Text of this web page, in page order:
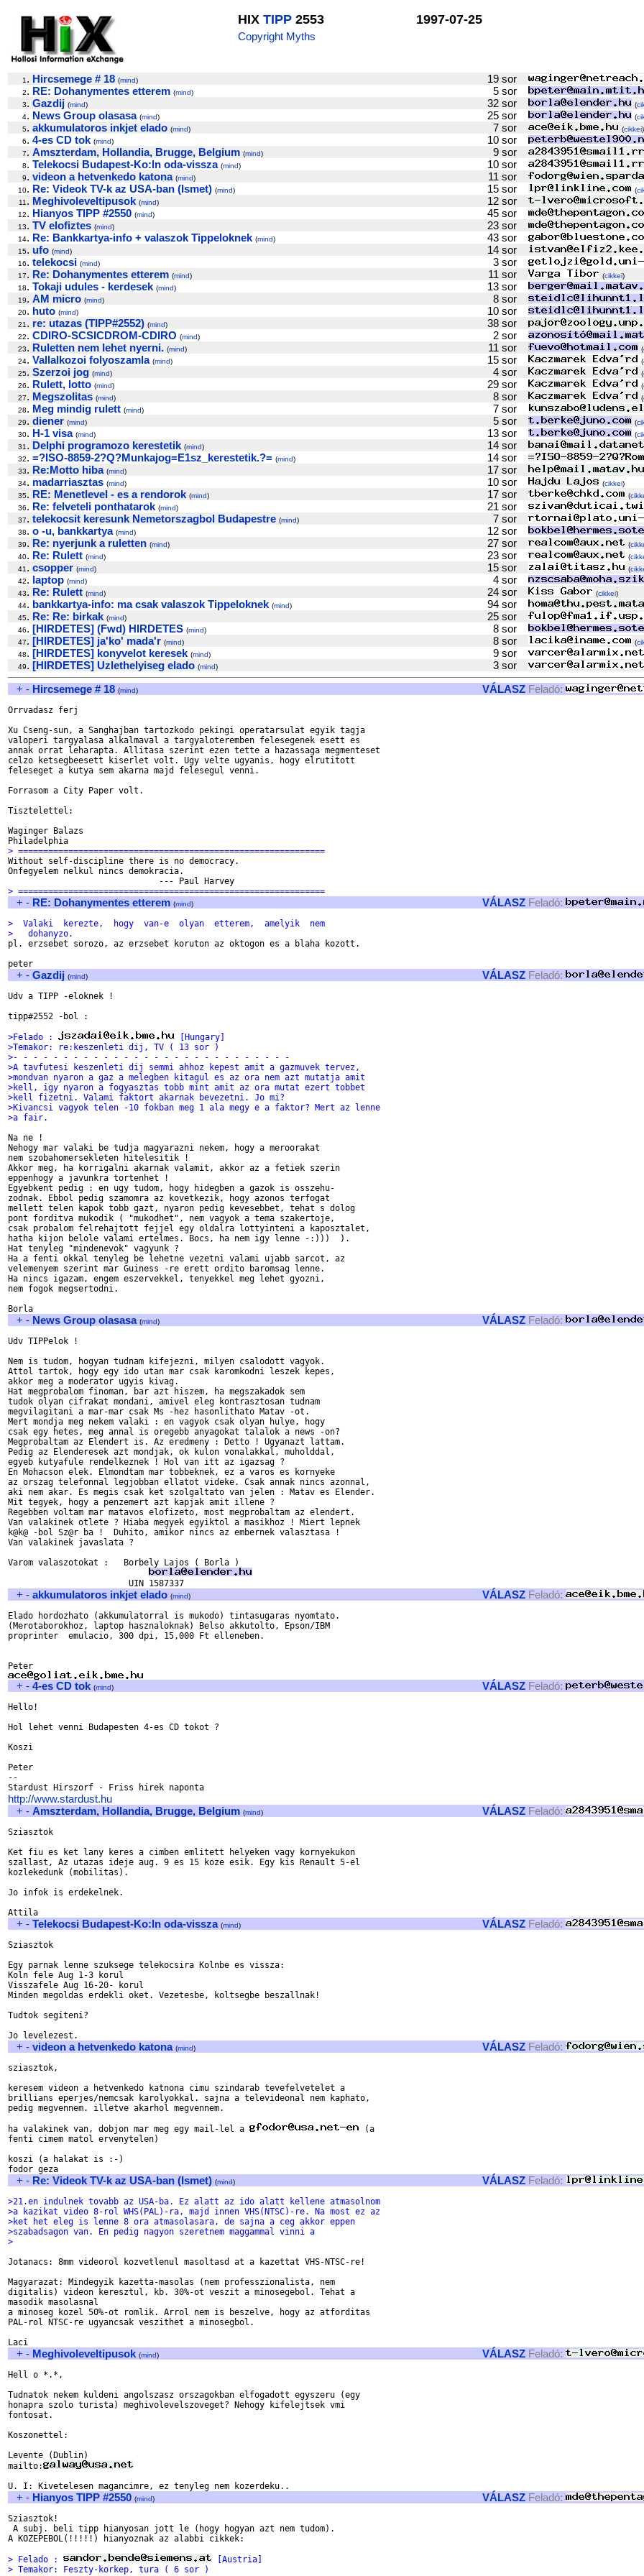
HIX TIPP 2553
Copyright Myths
1997-07-25
1 . Hircsemege # 18 (mind) 19 sor
2. RE: Dohanymentes etterem (mind) 5 sor
3. Gazdij (mind) 32 sor (
4. News Group olasasa (mind) 25 sor (
5. akkumulatoros inkjet elado (mind) 7 sor (cikkei)
6. 4-es CD tok (mind) 10 sor
7. Amszterdam, Hollandia, Brugge, Belgium (mind) 9 sor
8. Telekocsi Budapest-Ko:ln oda-vissza (mind) 10 sor
9. videon a hetvenkedo katona (mind) 11 sor
10. Re: Videok TV-k az USA-ban (Ismet) (mind) 15 sor (
11 . Meghivoleveltipusok (mind) 12 sor
12. Hianyos TIPP #2550 (mind) 45 sor
13. TV elofiztes (mind) 23 sor
14. Re: Bankkartya-info + valaszok Tippeloknek (mind) 43 sor
15. ufo (mind) 14 sor
16. telekocsi (mind) 3 sor
17. Re: Dohanymentes etterem (mind) 11 sor (cikkei)
18. Tokaji udules - kerdesek (mind) 13 sor
19. AM micro (mind) 8 sor
20. huto (mind) 10 sor
21 . re: utazas (TIPP#2552) (mind) 38 sor
22. CDIRO-SCSICDROM-CDIRO (mind) 2 sor
23. Ruletten nem lehet nyerni. (mind) 11 sor (
24. Vallalkozoi folyoszamla (mind) 15 sor (
25. Szerzoi jog (mind) 4 sor (
26. Rulett, lotto (mind) 29 sor (
27. Megszolitas (mind) 8 sor (
28. Meg mindig rulett (mind) 7 sor
29. diener (mind) 5 sor (
30. H-1 visa (mind) 13 sor (
31 . Delphi programozo kerestetik (mind) 14 sor
32. =?ISO-8859-2?Q?Munkajog=E1sz_kerestetik.?= (mind) 14 sor
33. Re:Motto hiba (mind) 17 sor
34. madarriasztas (mind) 10 sor (cikkei)
35. RE: Menetlevel - es a rendorok (mind) 17 sor (
36. Re: felveteli ponthatarok (mind) 21 sor
37. telekocsit keresunk Nemetorszagbol Budapestre (mind) 7 sor
38. o -u, bankkartya (mind) 12 sor
39. Re: nyerjunk a ruletten (mind) 27 sor (
40. Re: Rulett (mind) 23 sor (
41 . csopper (mind) 15 sor (
42. laptop (mind) 4 sor
43. Re: Rulett (mind) 24 sor (cikkei)
44. bankkartya-info: ma csak valaszok Tippeloknek (mind) 94 sor
45. Re: Re: birkak (mind) 25 sor
46. [HIRDETES] (Fwd) HIRDETES (mind) 8 sor
47. [HIRDETES] ja'ko' mada'r (mind) 8 sor (
48. [HIRDETES] konyvelot keresek (mind) 9 sor
49. [HIRDETES] Uzlethelyiseg elado (mind) 3 sor
+ - Hircsemege # 18 (mind) VÁLASZ Feladó:
Orrvadasz ferj
Xu Cseng-sun, a Sanghajban tartozkodo pekingi operatarsulat egyik tagja
valoperi targyalasa alkalmaval a targyaloteremben felesegenek esett es
annak orrat leharapta. Allitasa szerint ezen tette a hazassaga megmenteset
celzo ketsegbeesett kiserlet volt. Ugy velte ugyanis, hogy elrutitott
feleseget a kutya sem akarna majd felesegul venni.
Forrasom a City Paper volt.
Tisztelettel:
Waginger Balazs
> =============================================================
Without self-discipline there is no democracy.
Onfegyelem nelkul nincs demokracia.
> =============================================================
+ - RE: Dohanymentes etterem (mind) VÁLASZ Feladó:
>  Valaki  kerezte,  hogy  van-e  olyan  etterem,  amelyik  nem
>   dohanyzo.
pl. erzsebet sorozo, az erzsebet koruton az oktogon es a blaha kozott.
+ - Gazdij (mind) VÁLASZ Feladó:
Udv a TIPP -eloknek !
tipp#2552 -bol :
>Felado :
[Hungary]
>Temakor: re:keszenleti dij, TV ( 13 sor )
>- - - - - - - - - - - - - - - - - - - - - - - - - - - -
>A tavfutesi keszenleti dij semmi ahhoz kepest amit a gazmuvek tervez,
>mondvan nyaron a gaz a melegben kitagul es az ora nem azt mutatja amit
>kell, igy nyaron a fogyasztas tobb mint amit az ora mutat ezert tobbet
>kell fizetni. Valami faktort akarnak bevezetni. Jo mi?
>Kivancsi vagyok telen -10 fokban meg 1 ala megy e a faktor? Mert az lenne
>a fair.
Na ne !
Nehogy mar valaki be tudja magyarazni nekem, hogy a meroorakat
nem szobahomersekleten hitelesitik !
Akkor meg, ha korrigalni akarnak valamit, akkor az a fetiek szerin
eppenhogy a javunkra tortenhet !
Egyebkent pedig : en ugy tudom, hogy hidegben a gazok is osszehu-
zodnak. Ebbol pedig szamomra az kovetkezik, hogy azonos terfogat
mellett telen kapok tobb gazt, nyaron pedig kevesebbet, tehat s dolog
pont forditva mukodik ( "mukodhet", nem vagyok a tema szakertoje,
csak probalom felrehajtott fejjel egy oldalra lottyinteni a kaposztalet,
hatha kijon belole valami ertelmes. Bocs, ha nem igy lenne -:)))  ).
Hat tenyleg "mindenevok" vagyunk ?
Ha a fenti okkal tenyleg be lehetne vezetni valami ujabb sarcot, az
velemenyem szerint mar Guiness -re erett ordito baromsag lenne.
Ha nincs igazam, engem eszervekkel, tenyekkel meg lehet gyozni,
nem fogok megsertodni.
+ - News Group olasasa (mind) VÁLASZ Feladó:
Udv TIPPelok !
Nem is tudom, hogyan tudnam kifejezni, milyen csalodott vagyok.
Attol tartok, hogy egy ido utan mar csak karomkodni leszek kepes,
akkor meg a moderator ugyis kivag.
Hat megprobalom finoman, bar azt hiszem, ha megszakadok sem
tudok olyan cifrakat mondani, amivel eleg kontrasztosan tudnam
megvilagitani a mar-mar csak Ms -hez hasonlithato Matav -ot.
Mert mondja meg nekem valaki : en vagyok csak olyan hulye, hogy
csak egy hetes, meg annal is oregebb anyagokat talalok a news -on?
Megprobaltam az Elendert is. Az eredmeny : Detto ! Ugyanazt lattam.
Pedig az Elenderesek azt mondjak, ok kulon vonalakkal, muholddal,
egyeb kutyafule rendelkeznek ! Hol van itt az igazsag ?
En Mohacson elek. Elmondtam mar tobbeknek, ez a varos es kornyeke
az orszag telefonnal legjobban ellatot videke. Csak annak nincs azonnal,
aki nem akar. Es megis csak ket szolgaltato van jelen : Matav es Elender.
Mit tegyek, hogy a penzemert azt kapjak amit illene ?
Regebben voltam mar matavos elofizeto, most megprobaltam az elendert.
Van valakinek otlete ? Hiaba megyek egyiktol a masikhoz ! Miert lepnek
k@k@ -bol Sz@r ba !  Duhito, amikor nincs az embernek valasztasa !
Van valakinek javaslata ?
Varom valaszotokat :   Borbely Lajos ( Borla )
+ - akkumulatoros inkjet elado (mind) VÁLASZ Feladó:
Elado hordozhato (akkumulatorral is mukodo) tintasugaras nyomtato.
(Merotaborokhoz, laptop hasznaloknak) Belso akkutolto, Epson/IBM
proprinter  emulacio, 300 dpi, 15,000 Ft elleneben.
+ - 4-es CD tok (mind) VÁLASZ Feladó:
Hello!
Hol lehet venni Budapesten 4-es CD tokot ?
Koszi
Peter
--
http://www.stardust.hu
+ - Amszterdam, Hollandia, Brugge, Belgium (mind) VÁLASZ Feladó:
Sziasztok
Ket fiu es ket lany keres a cimben emlitett helyeken vagy kornyekukon
szallast, Az utazas ideje aug. 9 es 15 koze esik. Egy kis Renault 5-el
kozlekedunk (mobilitas).
Jo infok is erdekelnek.
+ - Telekocsi Budapest-Ko:ln oda-vissza (mind) VÁLASZ Feladó:
Sziasztok
Egy parnak lenne szuksege telekocsira Kolnbe es vissza:
Koln fele Aug 1-3 korul
Visszafele Aug 16-20- korul
Minden megoldas erdekli oket. Vezetesbe, koltsegbe beszallnak!
Tudtok segiteni?
+ - videon a hetvenkedo katona (mind) VÁLASZ Feladó:
sziasztok,
keresem videon a hetvenkedo katnona cimu szindarab tevefelvetelet a
brillians eperjes/nemcsak karolyokkal. sajna a televideonal nem kaphato,
pedig megvennem. illetve akarhol megvennem.
ha valakinek van, dobjon mar meg egy mail-lel a
(a
fenti cimem matol ervenytelen)
koszi (a halakat is :-)
+ - Re: Videok TV-k az USA-ban (Ismet) (mind) VÁLASZ Feladó:
>21.en indulnek tovabb az USA-ba. Ez alatt az ido alatt kellene atmasolnom
>a kazikat video 8-rol WHS(PAL)-ra, majd innen VHS(NTSC)-re. Na most ez az
>ket het eleg is lenne 8 ora atmasolasara, de sajna a ceg akkor eppen
>szabadsagon van. En pedig nagyon szeretnem maggammal vinni a
>
Jotanacs: 8mm videorol kozvetlenul masoltasd at a kazettat VHS-NTSC-re!
Magyarazat: Mindegyik kazetta-masolas (nem professzionalista, nem
digitalis) videon keresztul, kb. 30%-ot veszit a minosegebol. Tehat a
masodik masolasnal
a minoseg kozel 50%-ot romlik. Arrol nem is beszelve, hogy az atforditas
PAL-rol NTSC-re ugyancsak veszithet a minosegbol.
+ - Meghivoleveltipusok (mind) VÁLASZ Feladó:
Hell o *.*,
Tudnatok nekem kuldeni angolszasz orszagokban elfogadott egyszeru (egy
honapra szolo turista) meghivolevelszoveget? Nehogy kifelejtsek vmi
fontosat.
Koszonettel:
Levente (Dublin)
mailto:
+ - Hianyos TIPP #2550 (mind) VÁLASZ Feladó:
Sziasztok!
A subj. beli tipp hianyosan jott le (hogy hogyan azt nem tudom).
A KOZEPEBOL(!!!!!) hianyoznak az alabbi cikkek:
> Felado :
[Austria]
> Temakor: Feszty-korkep, tura ( 6 sor )